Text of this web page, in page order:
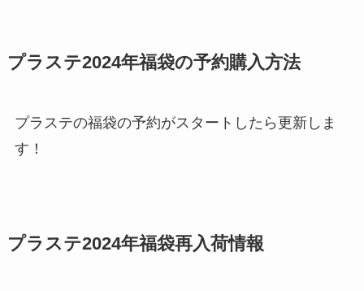
プラステ2024年福袋の予約購入方法
プラステの福袋の予約がスタートしたら更新しま
す！
プラステ2024年福袋再入荷情報